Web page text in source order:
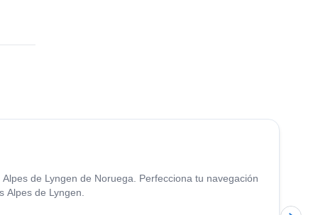
de Lyngen de Noruega. Perfecciona tu navegación
de Lyngen.